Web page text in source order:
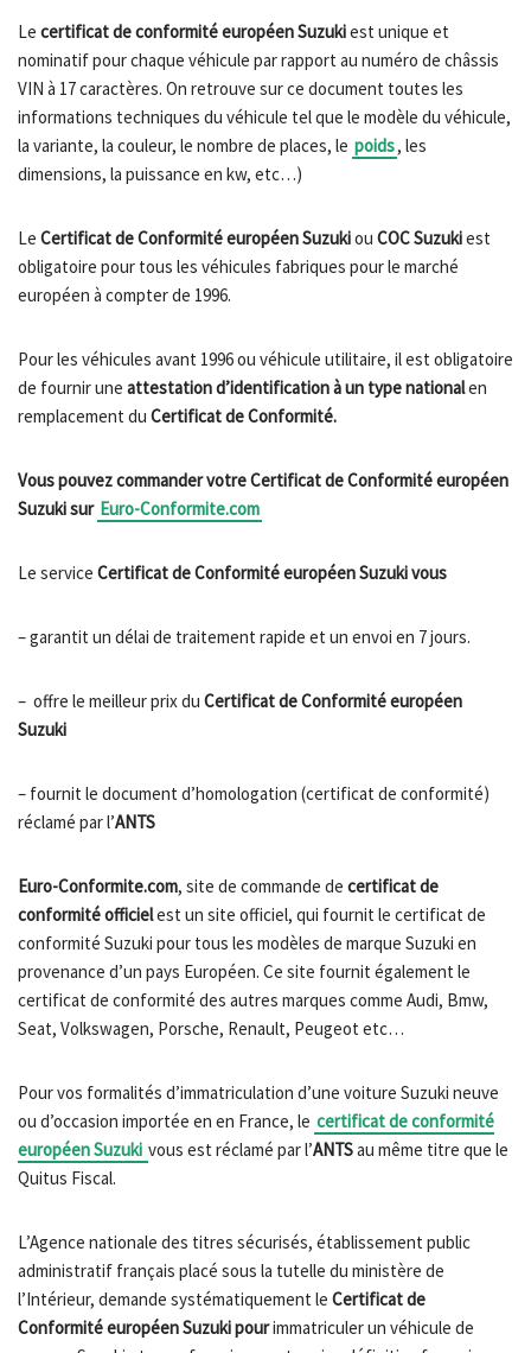
Le certificat de conformité européen Suzukiest unique et
nominatif pour chaque véhicule par rapport au numéro de châssis
VIN à 17 caractères. On retrouve sur ce document toutes les
informations techniques du véhicule tel que le modèle du véhicule,
la variante, la couleur, le nombre de places, le poids, les
dimensions, la puissance en kw, etc…)
Le Certificat de Conformité européenSuzukiou COC Suzukiest
obligatoire pour tous les véhicules fabriques pour le marché
européen à compter de 1996.
Pour les véhicules avant 1996 ou véhicule utilitaire, il est obligatoire
de fournir une attestation d’identification à un type nationalen
remplacement du Certificat de Conformité.
Vous pouvez commander votre Certificat de Conformité européen
Suzuki sur Euro-Conformite.com
Le service Certificat de Conformité européen Suzuki vous
– garantit un délai de traitement rapide et un envoi en 7 jours.
– offre le meilleur prix du Certificat de Conformité européen
Suzuki
– fournit le document d’homologation (certificat de conformité)
réclamé par l’ANTS
Euro-Conformite.com, site de commande de certificat de
conformité officielest un site officiel, qui fournit le certificat de
conformité Suzuki pour tous les modèles de marque Suzuki en
provenance d’un pays Européen. Ce site fournit également le
certificat de conformité des autres marques comme Audi, Bmw,
Seat, Volkswagen, Porsche, Renault, Peugeot etc…
Pour vos formalités d’immatriculation d’une voiture Suzuki neuve
ou d’occasion importée en en France, le certificat de conformité
européen Suzuki vous est réclamé par l’ANTSau même titre que le
Quitus Fiscal.
L’Agence nationale des titres sécurisés, établissement public
administratif français placé sous la tutelle du ministère de
l’Intérieur, demande systématiquement le Certificat de
Conformité européen Suzuki pourimmatriculer un véhicule de